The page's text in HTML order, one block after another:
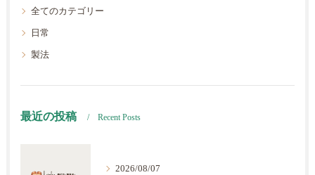
全てのカテゴリー
日常
製法
最近の投稿 Recent Posts
2026/08/07